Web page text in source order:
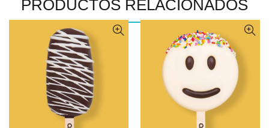
PRODUCTOS RELACIONADOS